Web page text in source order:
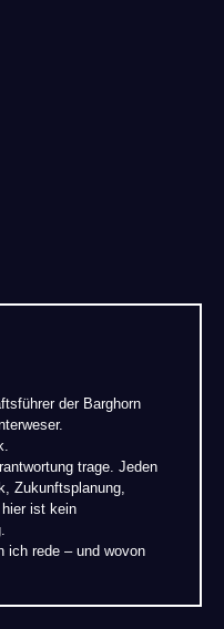
der Barghorn
trage. Jeden
Zukunftsplanung,
ist kein
ich rede – und wovon